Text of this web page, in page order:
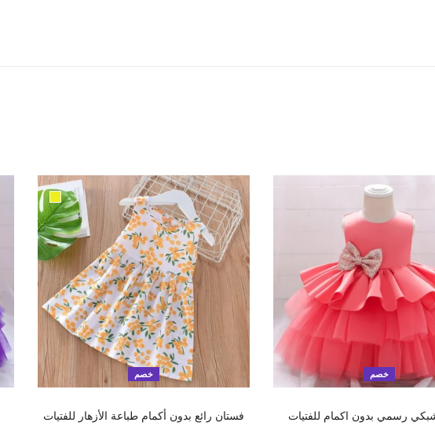
خصم
فستان رائع بدون أكمام طباعة الأزهار للفتيات
تحديد أحد الخيارات
خصم
رسمي بدون اكمام للفتيات